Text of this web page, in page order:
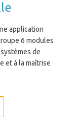
application
6 modules
de
et à la maîtrise